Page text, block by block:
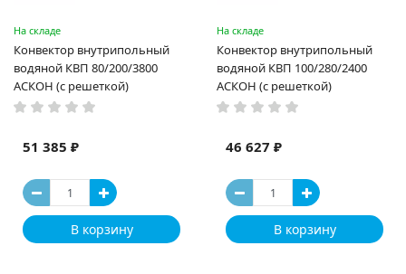
На складе
Конвектор внутрипольный
водяной КВП 80/200/3800
АСКОН (с решеткой)
51 385 ₽
В корзину
На складе
Конвектор внутрипольный
водяной КВП 100/280/2400
АСКОН (с решеткой)
46 627 ₽
В корзину